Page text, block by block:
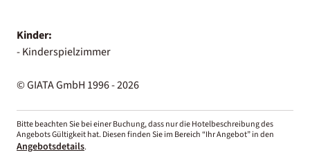
Kinder:
- Kinderspielzimmer
© GIATA GmbH 1996 - 2026
Bitte beachten Sie bei einer Buchung, dass nur die Hotelbeschreibung des
Angebots Gültigkeit hat. Diesen finden Sie im Bereich “Ihr Angebot” in den
Angebotsdetails.